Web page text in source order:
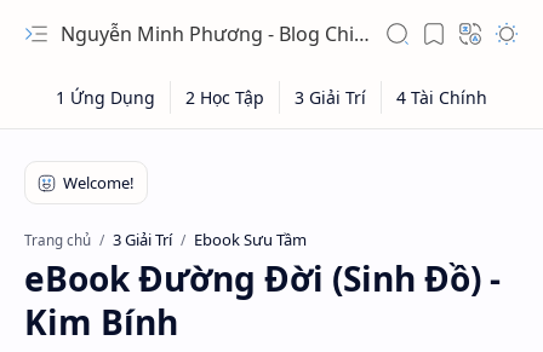
Nguyễn Minh Phương - Blog Chia sẻ Kiến thức Chứng khoán & Tài liệu Toán học
Trang chủ 3 Giải Trí Ebook Sưu Tầm
eBook Đường Đời (Sinh Đồ) -
Kim Bính